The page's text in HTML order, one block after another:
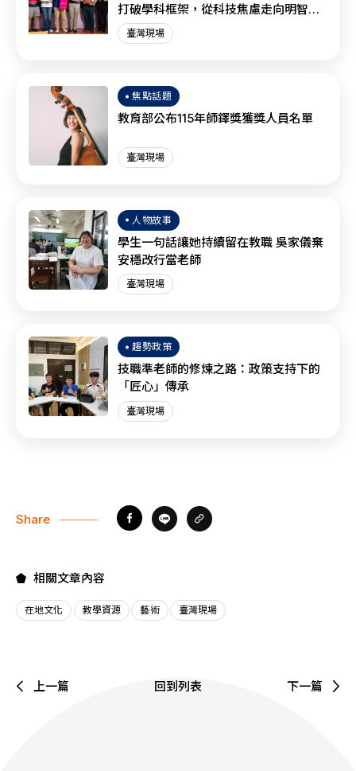
打破學科框架，從科技焦慮走向明智協
作？
臺灣現場
焦點話題
教育部公布115年師鐸獎獲獎人員名單
臺灣現場
人物故事
學生一句話讓她持續留在教職 吳家儀棄
安穩改行當老師
臺灣現場
趨勢政策
技職準老師的修煉之路：政策支持下的
「匠心」傳承
臺灣現場
Share
相關文章內容
在地文化 教學資源 藝術 臺灣現場
上一篇 回到列表 下一篇